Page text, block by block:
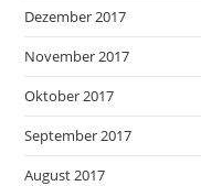
Dezember 2017
November 2017
Oktober 2017
September 2017
August 2017